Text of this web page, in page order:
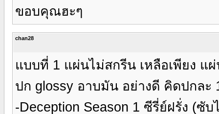
ขอบคุณฮะๆ
chan28
แบบที่ 1 แผ่นไม่สกรีน เหลือเพียง แ
ปก glossy อาบมัน อย่างดี คิดปกละ
-Deception Season 1 ซีรี่ย์ฝรั่ง (ซั